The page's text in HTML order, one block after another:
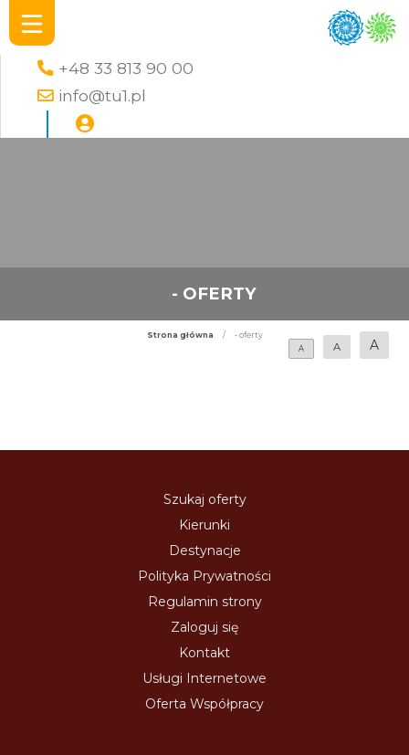
+48 33 813 90 00
info@tu1.pl
- OFERTY
Strona główna /
- oferty
A
A A
Szukaj oferty
Kierunki
Destynacje
Polityka Prywatności
Regulamin strony
Zaloguj się
Kontakt
Usługi Internetowe
Oferta Współpracy